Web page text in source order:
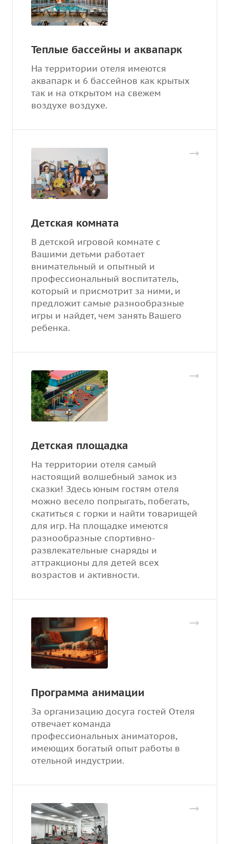
Теплые бассейны и аквапарк
На территории отеля имеются
аквапарк и 6 бассейнов как крытых
так и на открытом на свежем
воздухе воздухе.
Детская комната
В детской игровой комнате с
Вашими детьми работает
внимательный и опытный и
профессиональный воспитатель,
который и присмотрит за ними, и
предложит самые разнообразные
игры и найдет, чем занять Вашего
ребенка.
Детская площадка
На территории отеля самый
настоящий волшебный замок из
сказки! Здесь юным гостям отеля
можно весело попрыгать, побегать,
скатиться с горки и найти товарищей
для игр. На площадке имеются
разнообразные спортивно-
развлекательные снаряды и
аттракционы для детей всех
возрастов и активности.
Программа анимации
За организацию досуга гостей Отеля
отвечает команда
профессиональных аниматоров,
имеющих богатый опыт работы в
отельной индустрии.